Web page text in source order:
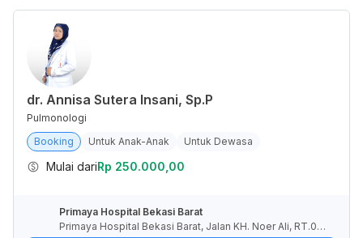
dr. Annisa Sutera Insani, Sp.P
Pulmonologi
Booking
Untuk Anak-Anak Untuk Dewasa
Mulai dariRp 250.000,00
Primaya Hospital Bekasi Barat
Primaya Hospital Bekasi Barat, Jalan KH. Noer Ali, RT.00